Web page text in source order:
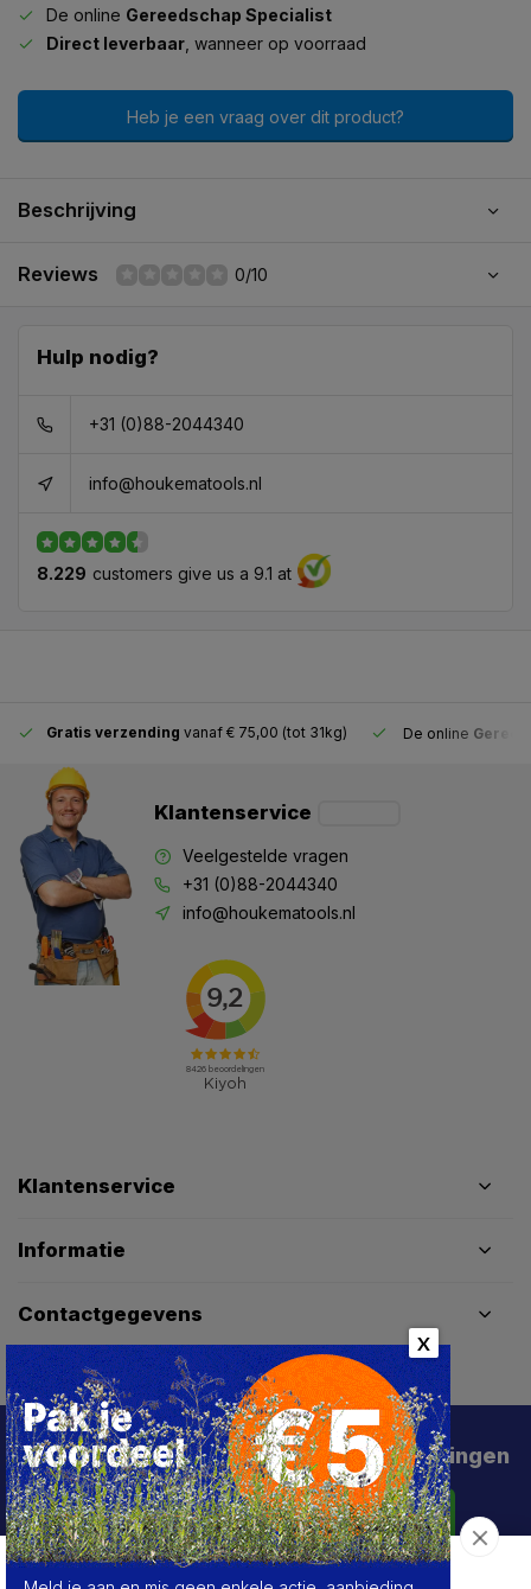
De online Gereedschap Specialist
Direct leverbaar , wanneer op voorraad
Heb je een vraag over dit product?
Beschrijving
Reviews 0/10
Hulp nodig?
+31 (0)88-2044340
info@houkematools.nl
8.229 customers give us a 9.1 at
Gratis verzending vanaf € 75,00 (tot 31kg) De online
Klantenservice
Veelgestelde vragen
+31 (0)88-2044340
info@houkematools.nl
Klantenservice
Informatie
Contactgegevens
Schrijf je in voor de beste deals en kortingen
Abonneer
X